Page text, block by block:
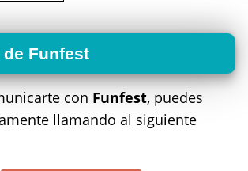
de Funfest
con Funfest, puedes
llamando al siguiente